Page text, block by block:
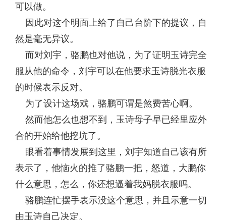
可以做。
因此对这个明面上给了自己台阶下的提议，自
然是毫无异议。
而对刘宇，骆鹏也对他说，为了证明玉诗完全
服从他的命令，刘宇可以在他要求玉诗脱光衣服
的时候表示反对。
为了设计这场戏，骆鹏可谓是煞费苦心啊。
然而他怎么也想不到，玉诗母子早已经里应外
合的开始给他挖坑了。
眼看着事情发展到这里，刘宇知道自己该有所
表示了，他恼火的推了骆鹏一把，怒道，大鹏你
什么意思，怎么，你还想逼着我妈脱衣服吗。
骆鹏连忙摆手表示没这个意思，并且示意一切
由玉诗自己决定。